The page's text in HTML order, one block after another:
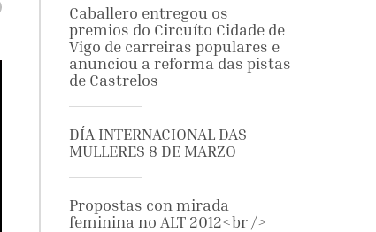
Caballero entregou os
premios do Circuíto Cidade de
Vigo de carreiras populares e
anunciou a reforma das pistas
de Castrelos
DÍA INTERNACIONAL DAS
MULLERES 8 DE MARZO
Propostas con mirada
feminina no ALT 2012<br />